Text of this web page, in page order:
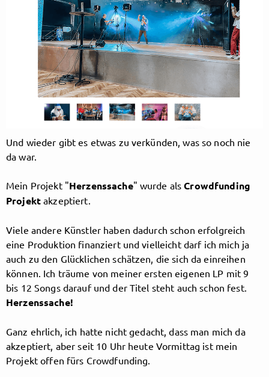
getnext to Schalkesopa
Follow Schalkesopa here!
About Posts Guestbook Shop
Und wieder gibt es etwas zu verkünden, was so noch nie
da war.
Mein Projekt "Herzenssache" wurde alsCrowdfunding
Projektakzeptiert.
Viele andere Künstler haben dadurch schon erfolgreich
eine Produktion finanziert und vielleicht darf ich mich ja
auch zu den Glücklichen schätzen, die sich da einreihen
können. Ich träume von meiner ersten eigenen LP mit 9
bis 12 Songs darauf und der Titel steht auch schon fest.
Herzenssache!
Ganz ehrlich, ich hatte nicht gedacht, dass man mich da
akzeptiert, aber seit 10 Uhr heute Vormittag ist mein
Projekt offen fürs Crowdfunding.
FollowSchalkesopa,
and immediately
Sign up now